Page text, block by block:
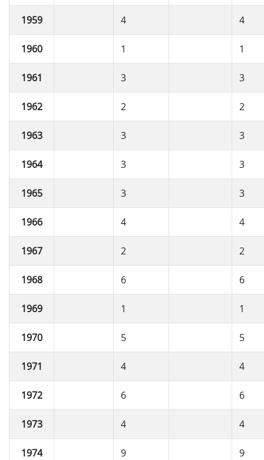
1959 4 4
1960 1 1
1961 3 3
1962 2 2
1963 3 3
1964 3 3
1965 3 3
1966 4 4
1967 2 2
1968 6 6
1969 1 1
1970 5 5
1971 4 4
1972 6 6
1973 4 4
1974 9 9